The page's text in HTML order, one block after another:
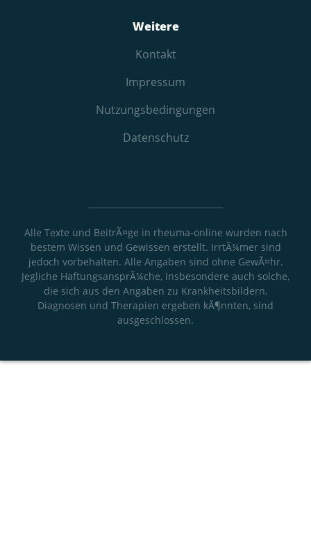
Weitere
Kontakt
Impressum
Nutzungs­bedingungen
Datenschutz
Alle Texte und BeitrÃ¤ge in rheuma-online wurden nach
bestem Wissen und Gewissen erstellt. IrrtÃ¼mer sind
jedoch vorbehalten. Alle Angaben sind ohne GewÃ¤hr.
Jegliche HaftungsansprÃ¼che, insbesondere auch solche,
die sich aus den Angaben zu Krankheitsbildern,
Diagnosen und Therapien ergeben kÃ¶nnten, sind
ausgeschlossen.